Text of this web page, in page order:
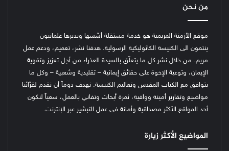
من نحن
موقع الأزمنة المريمية هو خدمة مستقلة أسّسها ويديرها علمانيون
ينتمون الى الكنيسة الكاثوليكية الرسولية. هدفنا نشر، تعميم، ودعم عمل
مريم. من خلال نشر كل ما يتعلّق بالسيدة العذراء من أجل تعزيز وتقوية
الإيمان، وتوعية الإخوة على حقائق إيمانية – تقليدية وشعبية – وكل ما
يتوافق مع الكتاب المقدس وتعاليم الكنيسة. نهدف دوماً أن نقدم لقرّائنا
مواضيع وتقارير أمينة ووافية، ثمرة أبحاث وتفاني بالعمل، سعياً لنكون
أحد المواقع الأكثر مصداقية وأمانة في عمل التبشير عبر الإنترنت.
المواضيع الأكثر زيارة